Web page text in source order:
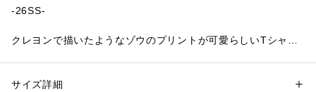
-26SS-
クレヨンで描いたようなゾウのプリントが可愛らしいTシャツ
■デザイン
性別：キッズ・ベビー
サイズ詳細